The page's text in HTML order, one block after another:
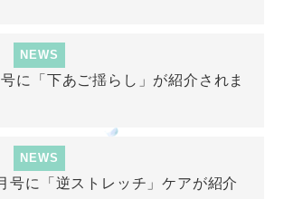
NEWS
に「下あご揺らし」が紹介されま
NEWS
号に「逆ストレッチ」ケアが紹介